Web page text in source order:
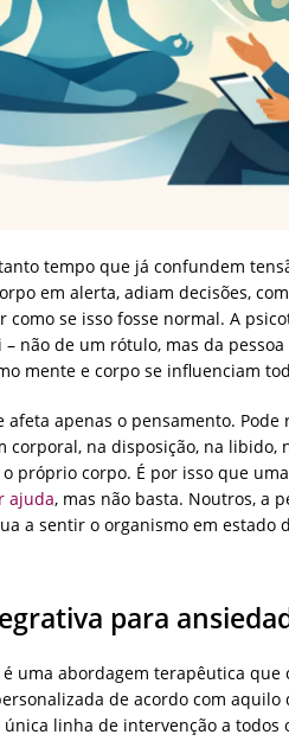
tempo que já confundem
em alerta, adiam decisões,
se isso fosse normal. A
não de um rótulo, mas da
mente e corpo se influenciam
apenas o pensamento. Pode
corporal, na disposição, na libido,
próprio corpo. É por isso que
ajuda, mas não basta. Noutros, a
a sentir o organismo em estado
para
uma abordagem terapêutica que
de acordo com aquilo
linha de intervenção a todos